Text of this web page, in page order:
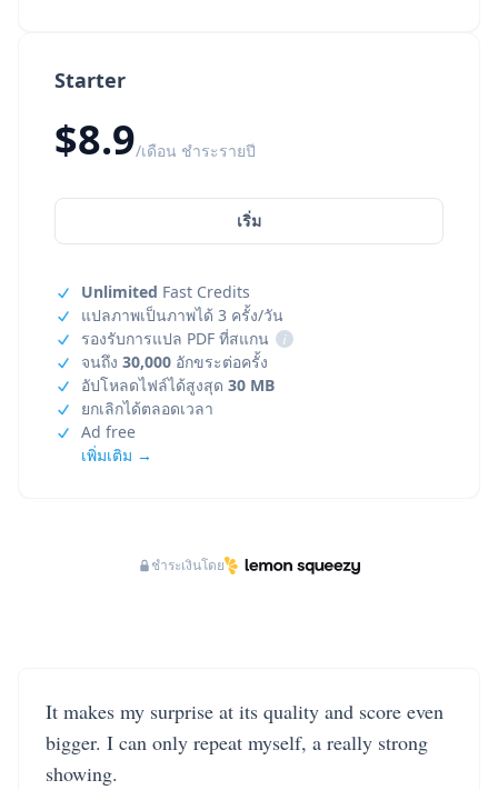
Starter
$8.9/เดือน ชำระรายปี
เริ่ม
Unlimited Fast Credits
แปลภาพเป็นภาพได้ 3 ครั้ง/วัน
รองรับการแปล PDF ที่สแกน
i
จนถึง 30,000 อักขระต่อครั้ง
อัปโหลดไฟล์ได้สูงสุด 30 MB
ยกเลิกได้ตลอดเวลา
Ad free
เพิ่มเติม →
ชำระเงินโดย
It makes my surprise at its quality and score even
bigger. I can only repeat myself, a really strong
showing.